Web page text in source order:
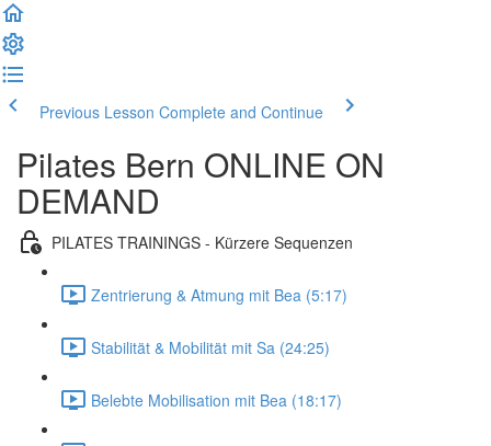
Previous Lesson Complete and Continue
Pilates Bern ONLINE ON
DEMAND
PILATES TRAININGS - Kürzere Sequenzen
Zentrierung & Atmung mit Bea (5:17)
Stabilität & Mobilität mit Sa (24:25)
Belebte Mobilisation mit Bea (18:17)